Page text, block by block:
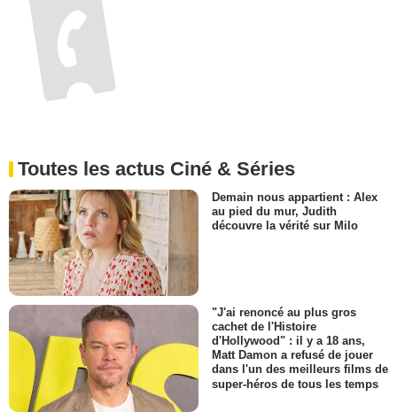
Toutes les actus Ciné & Séries
Demain nous appartient : Alex
au pied du mur, Judith
découvre la vérité sur Milo
"J'ai renoncé au plus gros
cachet de l'Histoire
d'Hollywood" : il y a 18 ans,
Matt Damon a refusé de jouer
dans l'un des meilleurs films de
super-héros de tous les temps